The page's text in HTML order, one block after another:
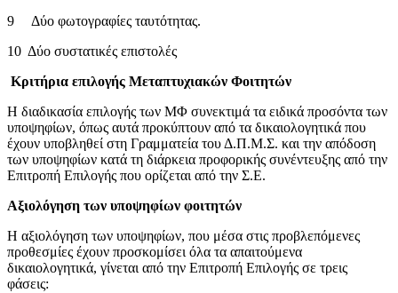
9 Δύο φωτογραφίες ταυτότητας.
10 Δύο συστατικές επιστολές
Κριτήρια επιλογής Μεταπτυχιακών Φοιτητών
Η διαδικασία επιλογής των ΜΦ συνεκτιμά τα ειδικά προσόντα των
υποψηφίων, όπως αυτά προκύπτουν από τα δικαιολογητικά που
έχουν υποβληθεί στη Γραμματεία του Δ.Π.Μ.Σ. και την απόδοση
των υποψηφίων κατά τη διάρκεια προφορικής συνέντευξης από την
Επιτροπή Επιλογής που ορίζεται από την Σ.Ε.
Αξιολόγηση των υποψηφίων φοιτητών
Η αξιολόγηση των υποψηφίων, που μέσα στις προβλεπόμενες
προθεσμίες έχουν προσκομίσει όλα τα απαιτούμενα
δικαιολογητικά, γίνεται από την Επιτροπή Επιλογής σε τρεις
φάσεις: